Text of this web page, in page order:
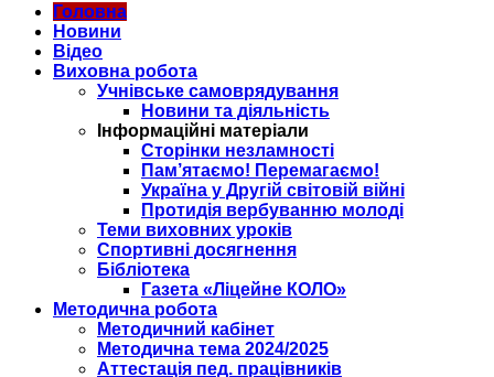
Головна
Новини
Відео
Виховна робота
Учнівське самоврядування
Новини та діяльність
Інформаційні матеріали
Сторінки незламності
Пам’ятаємо! Перемагаємо!
Україна у Другій світовій війні
Протидія вербуванню молоді
Теми виховних уроків
Спортивні досягнення
Бібліотека
Газета «Ліцейне КОЛО»
Методична робота
Методичний кабінет
Методична тема 2024/2025
Аттестація пед. працівників